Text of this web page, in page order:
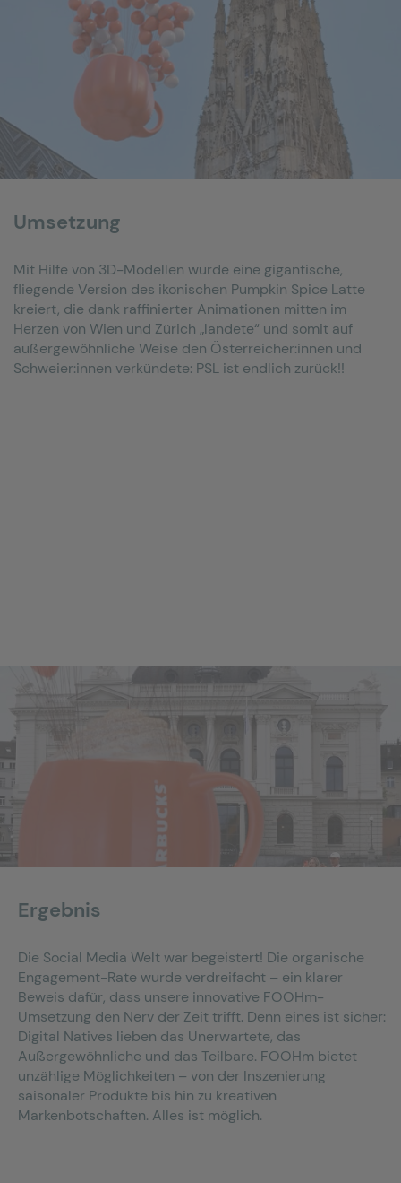
Umsetzung
Mit Hilfe von 3D-Modellen wurde eine gigantische,
fliegende Version des ikonischen Pumpkin Spice Latte
kreiert, die dank raffinierter Animationen mitten im
Herzen von Wien und Zürich „landete“ und somit auf
außergewöhnliche Weise den Österreicher:innen und
Schweier:innen verkündete: PSL ist endlich zurück!!
Ergebnis
Die Social Media Welt war begeistert! Die organische
Engagement-Rate wurde verdreifacht – ein klarer
Beweis dafür, dass unsere innovative FOOHm-
Umsetzung den Nerv der Zeit trifft. Denn eines ist sicher:
Digital Natives lieben das Unerwartete, das
Außergewöhnliche und das Teilbare. FOOHm bietet
unzählige Möglichkeiten – von der Inszenierung
saisonaler Produkte bis hin zu kreativen
Markenbotschaften. Alles ist möglich.